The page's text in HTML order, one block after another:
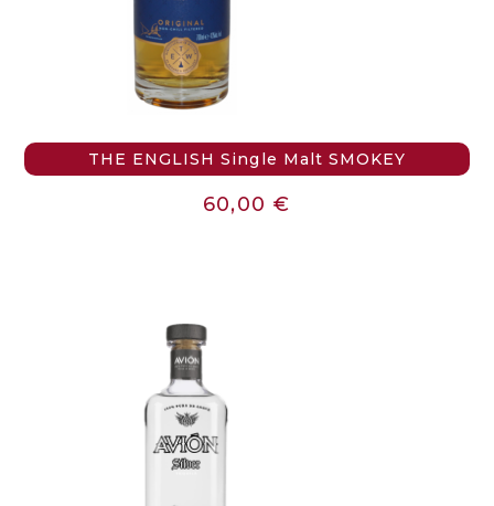
THE ENGLISH Single Malt SMOKEY
60,00 €